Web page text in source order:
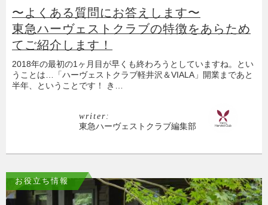
〜よくある質問にお答えします〜
東急ハーヴェストクラブの特徴をあらため
てご紹介します！
2018年の最初の1ヶ月目が早くも終わろうとしていますね。とい
うことは…「ハーヴェストクラブ軽井沢＆VIALA」開業まであと
半年、ということです！ き…
writer:
東急ハーヴェストクラブ編集部
お役立ち情報